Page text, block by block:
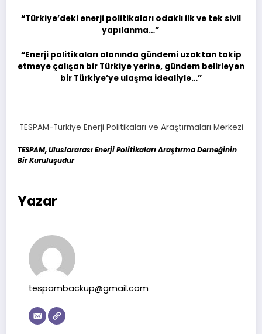
“Türkiye’deki enerji politikaları odaklı ilk ve tek sivil
yapılanma…”
“Enerji politikaları alanında gündemi uzaktan takip
etmeye çalışan bir Türkiye yerine, gündem belirleyen
bir Türkiye’ye ulaşma idealiyle…”
TESPAM-Türkiye Enerji Politikaları ve Araştırmaları Merkezi
TESPAM, Uluslararası Enerji Politikaları Araştırma Derneğinin
Bir Kuruluşudur
Yazar
tespambackup@gmail.com